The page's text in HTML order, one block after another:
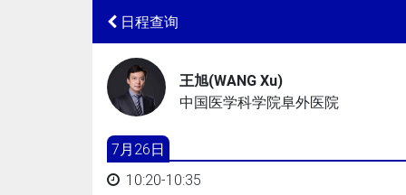
日程查询
王旭(WANG Xu)
中国医学科学院阜外医院
7月26日
10:20-10:35